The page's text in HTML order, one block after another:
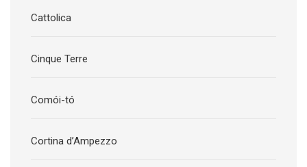
Cattolica
Cinque Terre
Comói-tó
Cortina d’Ampezzo